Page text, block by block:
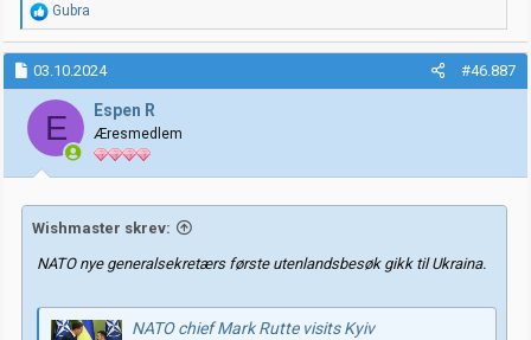
R
e
a
k
s
j
o
n
e
r
Gubra
03.10.2024 #46.887
E Espen R
Æresmedlem
Wishmaster skrev:
NATO nye generalsekretærs første utenlandsbesøk gikk til Ukraina.
NATO chief Mark Rutte visits Kyiv